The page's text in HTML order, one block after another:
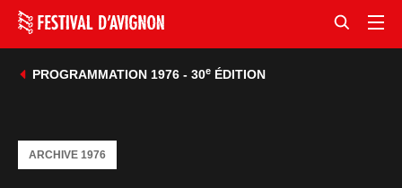
PROGRAMMATION 1976 - 30eÉDITION
ARCHIVE 1976